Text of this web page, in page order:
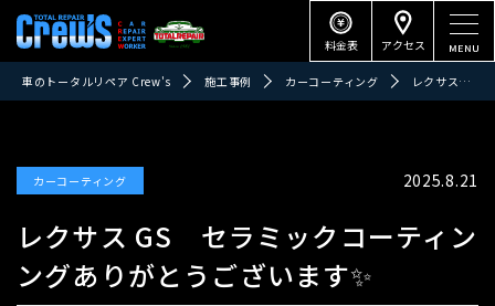
料金表 アクセス
車のトータルリペア Crew's 施工事例 カーコーティング レクサス GS セラミックコーティンングありがとうございます✨
カーコーティング 2025.8.21
レクサス GS セラミックコーティン
ングありがとうございます✨